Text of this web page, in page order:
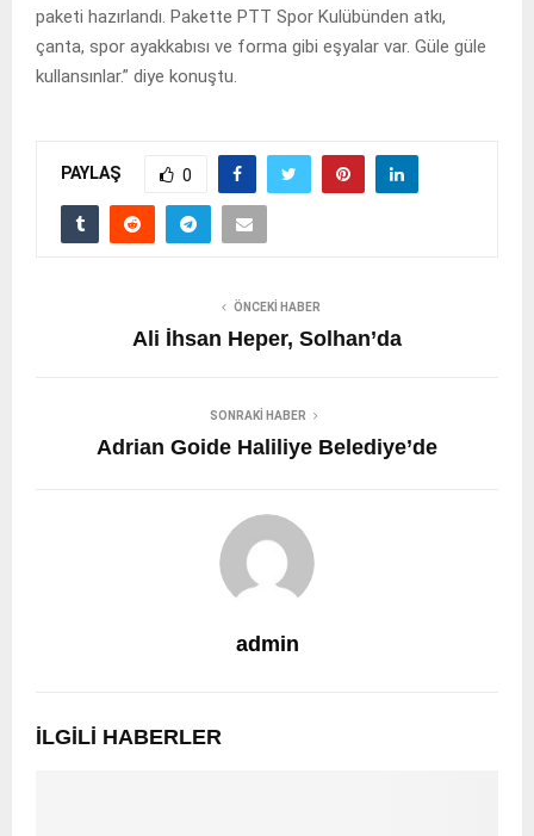
paketi hazırlandı. Pakette PTT Spor Kulübünden atkı,
çanta, spor ayakkabısı ve forma gibi eşyalar var. Güle güle
kullansınlar.” diye konuştu.
PAYLAŞ 0
ÖNCEKI HABER
Ali İhsan Heper, Solhan’da
SONRAKI HABER
Adrian Goide Haliliye Belediye’de
admin
İLGILI HABERLER